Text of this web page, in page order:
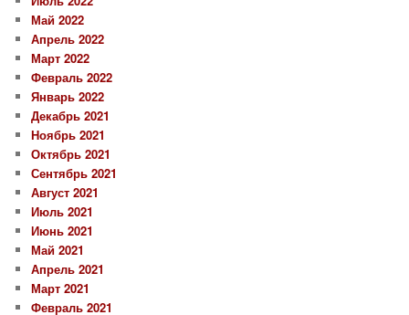
Май 2022
Апрель 2022
Март 2022
Февраль 2022
Январь 2022
Декабрь 2021
Ноябрь 2021
Октябрь 2021
Сентябрь 2021
Август 2021
Июль 2021
Июнь 2021
Май 2021
Апрель 2021
Март 2021
Февраль 2021